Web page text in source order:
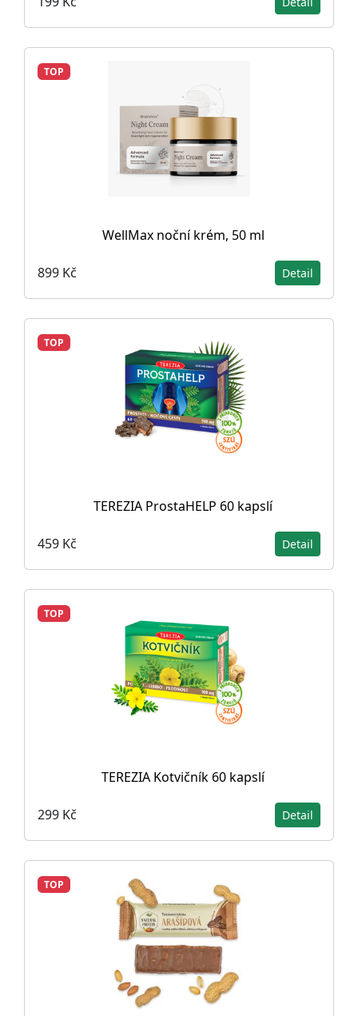
TOP
WellMax noční krém, 50 ml
899 Kč Detail
TOP
TEREZIA ProstaHELP 60 kapslí
459 Kč Detail
TOP
TEREZIA Kotvičník 60 kapslí
299 Kč Detail
TOP